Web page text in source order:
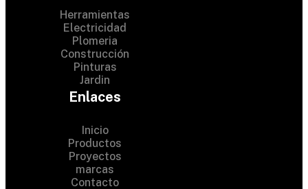
Herramientas
Electricidad
Plomeria
Construcción
Pinturas
Jardin
Enlaces
Inicio
Productos
Proyectos
marcas
Contacto